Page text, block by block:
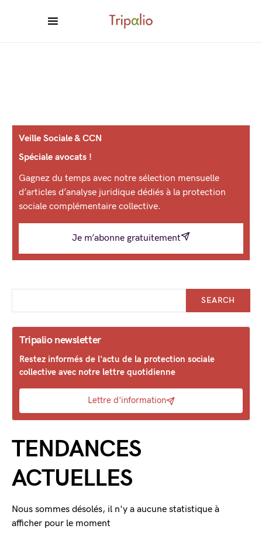
Veille Sociale & CCN
Spéciale avocats !
Gagnez du temps avec notre sélection mensuelle
d’articles d’analyse juridique dédiés à la protection
sociale complémentaire collective.
Je m’abonne gratuitement
SEARCH
Tripalio newsletter
Restez informés de l'actu de la protection sociale
collective avec notre lettre quotidienne
Lettre d'information
TENDANCES
ACTUELLES
Nous sommes désolés, il n'y a aucune statistique à
afficher pour le moment